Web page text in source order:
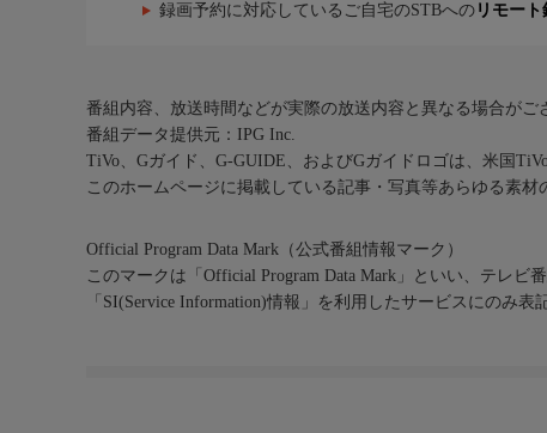
録画予約に対応しているご自宅のSTBへの リモー
番組内容、放送時間などが実際の放送内容と異なる場合がご
番組データ提供元：IPG Inc.
TiVo、Gガイド、G-GUIDE、およびGガイドロゴは、米国
このホームページに掲載している記事・写真等あらゆる素材
Official Program Data Mark（公式番組情報マーク）
このマークは「Official Program Data Mark」といい、テレビ
「SI(Service Information)情報」を利用したサービスにのみ表